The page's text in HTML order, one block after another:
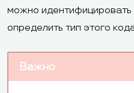
можно идентифицировать
определить тип этого
Важно